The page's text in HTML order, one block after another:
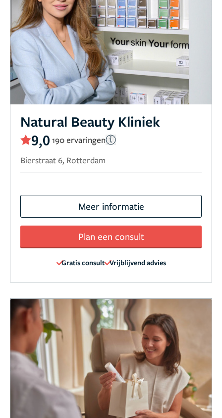
Natural Beauty Kliniek
9,0 190 ervaringen
Bierstraat 6, Rotterdam
Meer informatie
Plan een consult
Gratis consult Vrijblijvend advies